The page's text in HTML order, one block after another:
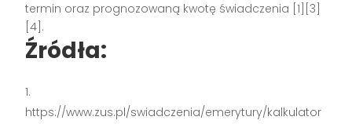
termin oraz prognozowaną kwotę świadczenia [1][3]
[4].
Źródła:
https://www.zus.pl/swiadczenia/emerytury/kalkulator